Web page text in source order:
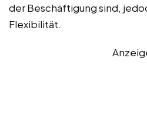
der Beschäftigung sind,
Flexibilität.